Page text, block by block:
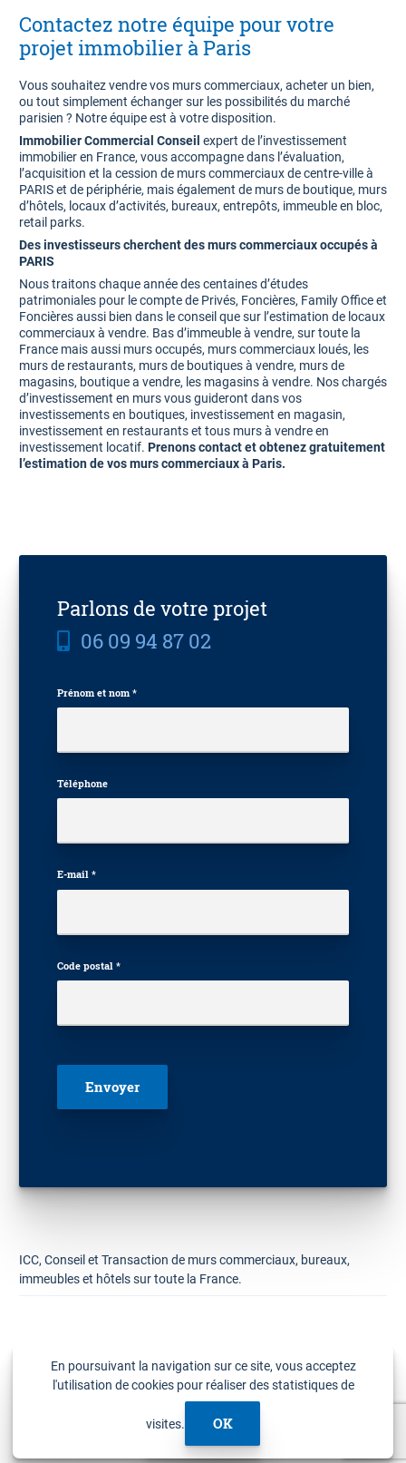
En poursuivant la navigation sur ce site, vous acceptez
l'utilisation de cookies pour réaliser des statistiques de
visites. OK
Contactez notre équipe pour votre
projet immobilier à Paris
Vous souhaitez vendre vos murs commerciaux, acheter un bien,
ou tout simplement échanger sur les possibilités du marché
parisien ? Notre équipe est à votre disposition.
Immobilier Commercial Conseil expert de l’investissement
immobilier en France, vous accompagne dans l’évaluation,
l’acquisition et la cession de murs commerciaux de centre-ville à
PARIS et de périphérie, mais également de murs de boutique, murs
d’hôtels, locaux d’activités, bureaux, entrepôts, immeuble en bloc,
retail parks.
Des investisseurs cherchent des murs commerciaux occupés à
PARIS
Nous traitons chaque année des centaines d’études
patrimoniales pour le compte de Privés, Foncières, Family Office et
Foncières aussi bien dans le conseil que sur l’estimation de locaux
commerciaux à vendre. Bas d’immeuble à vendre, sur toute la
France mais aussi murs occupés, murs commerciaux loués, les
murs de restaurants, murs de boutiques à vendre, murs de
magasins, boutique a vendre, les magasins à vendre. Nos chargés
d’investissement en murs vous guideront dans vos
investissements en boutiques, investissement en magasin,
investissement en restaurants et tous murs à vendre en
investissement locatif. Prenons contact et obtenez gratuitement
l’estimation de vos murs commerciaux à Paris.
Parlons de votre projet
06 09 94 87 02
Prénom et nom *
Téléphone
E-mail *
Code postal *
ICC, Conseil et Transaction de murs commerciaux, bureaux,
immeubles et hôtels sur toute la France.
Cookies
Politique de confidentialité Recrutement Contact